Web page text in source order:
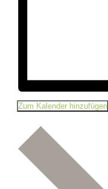
Zum Kalender hinzufügen